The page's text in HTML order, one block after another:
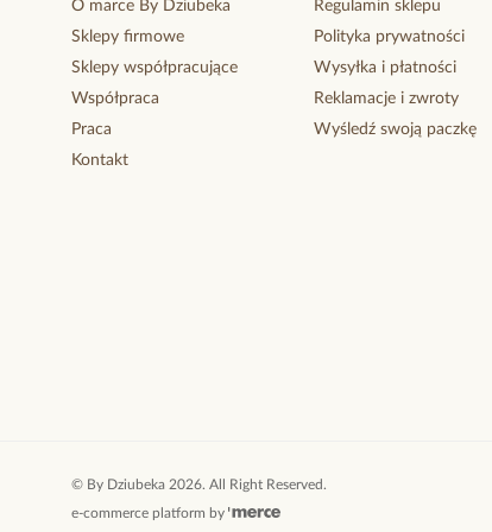
O marce By Dziubeka
Sklepy firmowe
Sklepy współpracujące
Współpraca
Praca
Kontakt
Regulamin sklepu
Polityka prywatności
Wysyłka i płatności
Reklamacje i zwroty
Wyśledź swoją paczkę
© By Dziubeka 2026. All Right Reserved.
e-commerce platform by